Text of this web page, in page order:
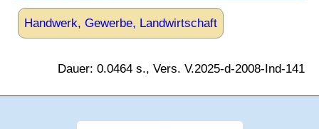
Handwerk, Gewerbe, Landwirtschaft
Dauer: 0.0464 s., Vers. V.2025-d-2008-Ind-141